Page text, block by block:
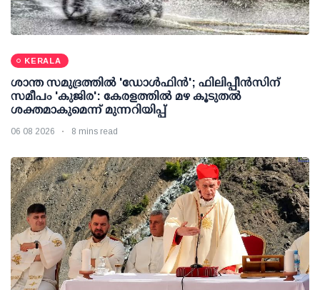
KERALA
ശാന്ത സമുദ്രത്തില്‍ 'ഡോള്‍ഫിന്‍'; ഫിലിപ്പീന്‍സിന്
സമീപം 'കുജിര': കേരളത്തില്‍ മഴ കൂടുതല്‍
ശക്തമാകുമെന്ന് മുന്നറിയിപ്പ്
06 08 2026 8 mins read